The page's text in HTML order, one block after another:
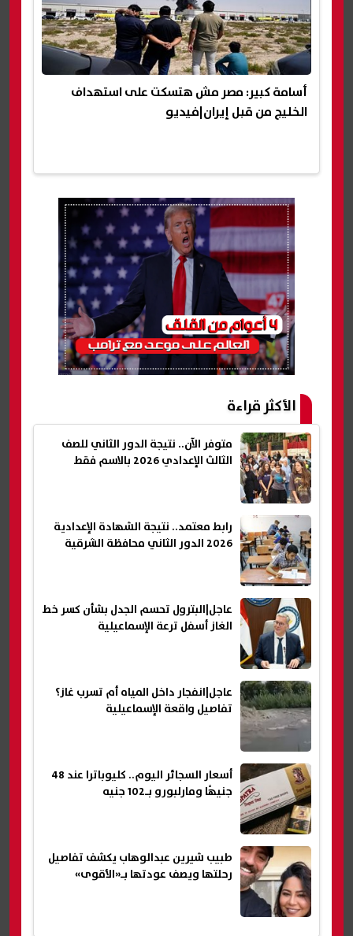
أسامة كبير: مصر مش هتسكت على استهداف
الخليج من قبل إيران|فيديو
الأكثر قراءة
متوفر الآن.. نتيجة الدور الثاني للصف
الثالث الإعدادي 2026 بالاسم فقط
رابط معتمد.. نتيجة الشهادة الإعدادية
2026 الدور الثاني محافظة الشرقية
عاجل|البترول تحسم الجدل بشأن كسر خط
الغاز أسفل ترعة الإسماعيلية
عاجل|انفجار داخل المياه أم تسرب غاز؟
تفاصيل واقعة الإسماعيلية
أسعار السجائر اليوم.. كليوباترا عند 48
جنيهًا ومارلبورو بـ102 جنيه
طبيب شيرين عبدالوهاب يكشف تفاصيل
رحلتها ويصف عودتها بـ«الأقوى»